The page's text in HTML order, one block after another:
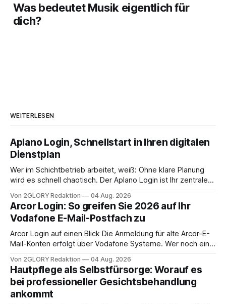
Was bedeutet Musik eigentlich für
dich?
WEITERLESEN
Aplano Login, Schnellstart in Ihren digitalen
Dienstplan
Wer im Schichtbetrieb arbeitet, weiß: Ohne klare Planung
wird es schnell chaotisch. Der Aplano Login ist Ihr zentraler
abwesenheiten und die gesamte kommunikation rund um
Ihr personal digital zu organisieren. In diesem Leitfaden
erfahren Sie alles, was Sie für einen reibungslosen Einstieg
brauchen, von der Registrierung
Von 2GLORY Redaktion 04 Aug. 2026
Arcor Login: So greifen Sie 2026 auf Ihr
Vodafone E-Mail-Postfach zu
Arcor Login auf einen Blick Die Anmeldung für alte Arcor-E-
Mail-Konten erfolgt über Vodafone Systeme. Wer noch eine
besitzt, loggt sich heute über das Vodafone E-Mail & Cloud
Portal ein. Der klassische Arcor Login über mail.
Von 2GLORY Redaktion 04 Aug. 2026
Hautpflege als Selbstfürsorge: Worauf es
bei professioneller Gesichtsbehandlung
ankommt